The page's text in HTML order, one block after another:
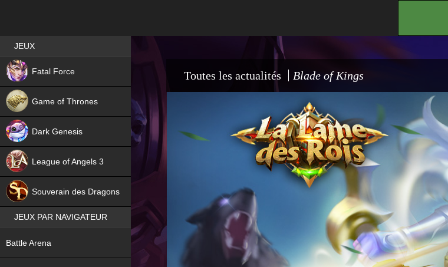
Toutes les actualités Blade of Kings
Best RPG games in France
JEUX
Fatal Force
Game of Thrones
Dark Genesis
League of Angels 3
Souverain des Dragons
JEUX PAR NAVIGATEUR
Battle Arena
NEW